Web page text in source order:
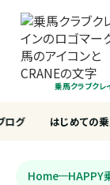
乗馬クラブクレ
はじめての
ログ
Home HAPPY